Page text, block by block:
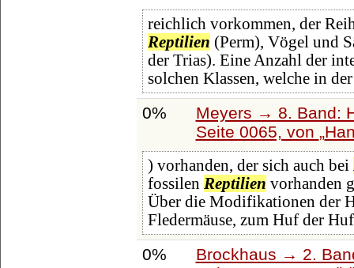
reichlich vorkommen, der
Reptilien (Perm), Vögel und
der Trias). Eine Anzahl der
solchen Klassen, welche in
0%
Meyers → 8. Band:
Seite 0065, von
) vorhanden, der sich auch bei
fossilen Reptilien vorhanden
Über die Modifikationen der
Fledermäuse, zum Huf der
0%
Brockhaus → 2.